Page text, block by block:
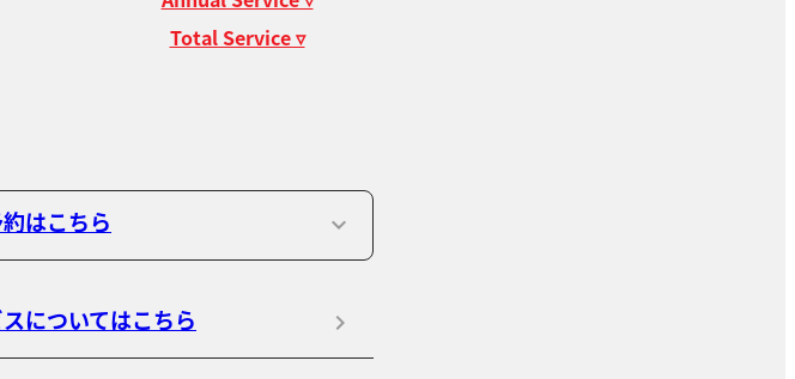
Total Service ▿
はこちら
についてはこちら